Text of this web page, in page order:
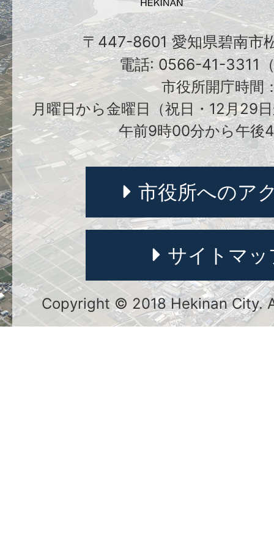
〒447-8601 愛知県碧南市
電話: 0566-41-3311
市役所開庁時間
月曜日から金曜日（祝日・12月29
午前9時00分から午後
市役所へのア
サイトマッ
Copyright © 2018 Hekinan City.